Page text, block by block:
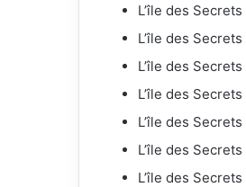
L’île des Secrets
L’île des Secrets
L’île des Secrets
L’île des Secrets
L’île des Secrets
L’île des Secrets
L’île des Secrets